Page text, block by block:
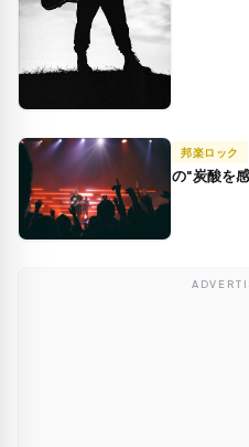
邦楽ロック
の"炭酸を